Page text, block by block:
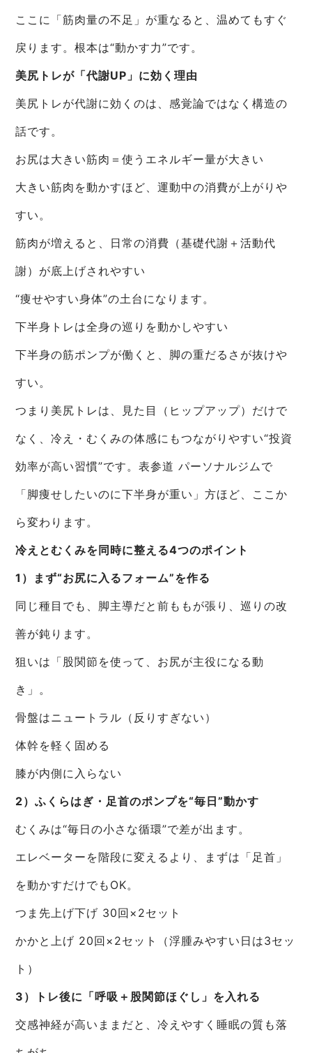
ここに「筋肉量の不足」が重なると、温めてもすぐ
戻ります。根本は“動かす力”です。
美尻トレが「代謝UP」に効く理由
美尻トレが代謝に効くのは、感覚論ではなく構造の
話です。
お尻は大きい筋肉＝使うエネルギー量が大きい
大きい筋肉を動かすほど、運動中の消費が上がりや
すい。
筋肉が増えると、日常の消費（基礎代謝＋活動代
謝）が底上げされやすい
“痩せやすい身体”の土台になります。
下半身トレは全身の巡りを動かしやすい
下半身の筋ポンプが働くと、脚の重だるさが抜けや
すい。
つまり美尻トレは、見た目（ヒップアップ）だけで
なく、冷え・むくみの体感にもつながりやすい“投資
効率が高い習慣”です。表参道 パーソナルジムで
「脚痩せしたいのに下半身が重い」方ほど、ここか
ら変わります。
冷えとむくみを同時に整える4つのポイント
1）まず“お尻に入るフォーム”を作る
同じ種目でも、脚主導だと前ももが張り、巡りの改
善が鈍ります。
狙いは「股関節を使って、お尻が主役になる動
き」。
骨盤はニュートラル（反りすぎない）
体幹を軽く固める
膝が内側に入らない
2）ふくらはぎ・足首のポンプを“毎日”動かす
むくみは“毎日の小さな循環”で差が出ます。
エレベーターを階段に変えるより、まずは「足首」
を動かすだけでもOK。
つま先上げ下げ 30回×2セット
かかと上げ 20回×2セット（浮腫みやすい日は3セッ
ト）
3）トレ後に「呼吸＋股関節ほぐし」を入れる
交感神経が高いままだと、冷えやすく睡眠の質も落